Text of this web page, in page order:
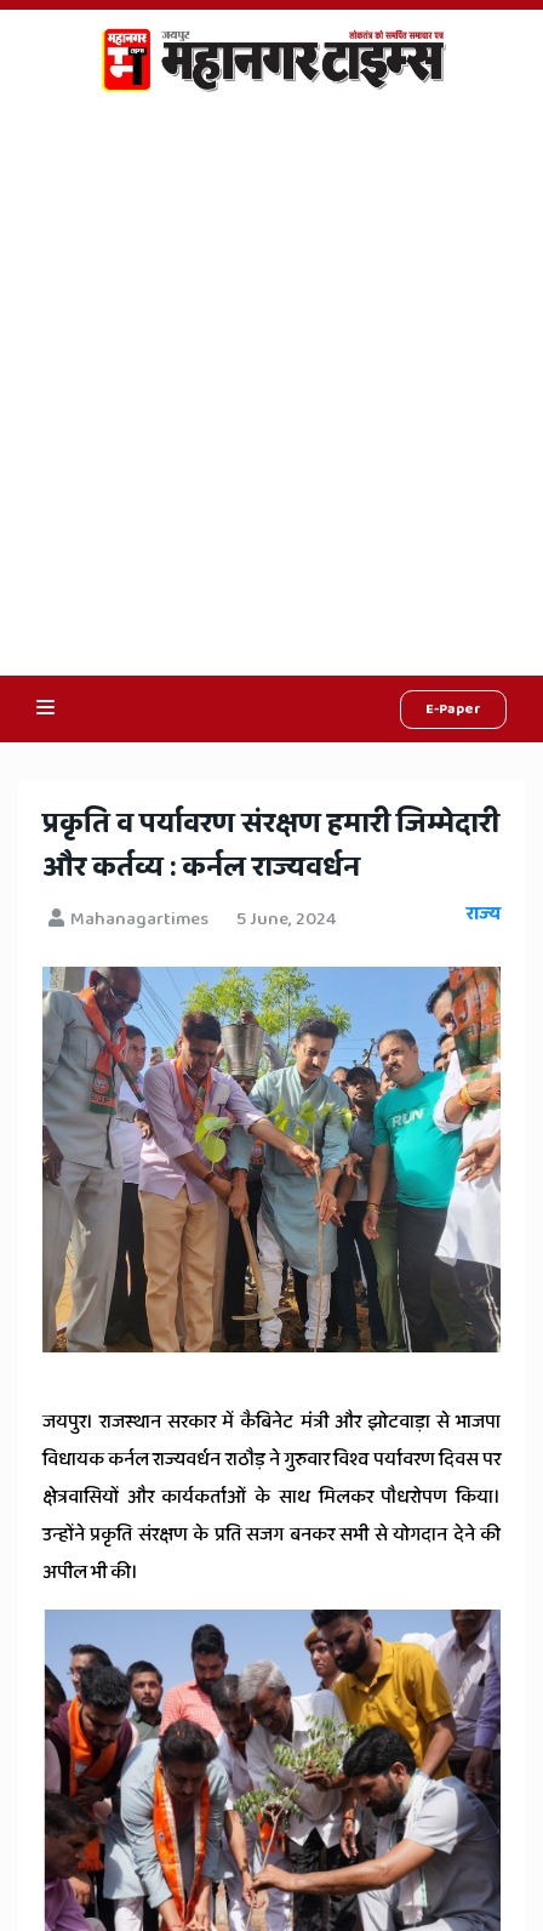
E-Paper
Hindi
News,
Hindi
Samachar,
Jaipur
Rajasthan
News
प्रकृति व पर्यावरण संरक्षण हमारी जिम्मेदारी
और कर्तव्य : कर्नल राज्यवर्धन
Mahanagartimes 5 June, 2024 राज्य
जयपुर। राजस्थान सरकार में कैबिनेट मंत्री और झोटवाड़ा से भाजपा
विधायक कर्नल राज्यवर्धन राठौड़ ने गुरुवार विश्व पर्यावरण दिवस पर
क्षेत्रवासियों और कार्यकर्ताओं के साथ मिलकर पौधरोपण किया।
उन्होंने प्रकृति संरक्षण के प्रति सजग बनकर सभी से योगदान देने की
अपील भी की।